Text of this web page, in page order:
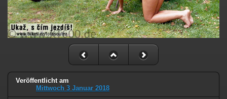
Veröffentlicht am
Mittwoch 3 Januar 2018